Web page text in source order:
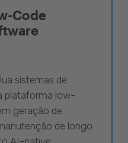
Code
sistemas de
plataforma low-
geração de
de longo